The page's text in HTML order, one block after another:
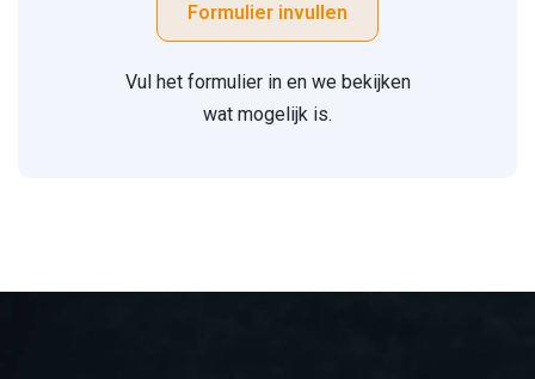
Formulier invullen
Vul het formulier in en we bekijken
wat mogelijk is.